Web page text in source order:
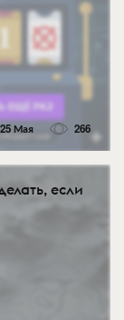
25 Мая 266
если